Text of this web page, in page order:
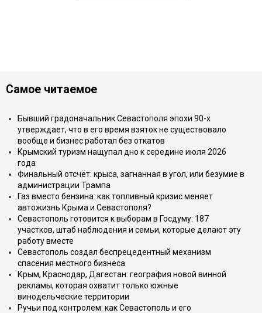
Самое читаемое
Бывший градоначальник Севастополя эпохи 90-х
утверждает, что в его время взяток не существовало
вообще и бизнес работал без откатов
Крымский туризм нащупал дно к середине июля 2026
года
Финальный отсчёт: крыса, загнанная в угол, или безумие в
администрации Трампа
Газ вместо бензина: как топливный кризис меняет
автожизнь Крыма и Севастополя?
Севастополь готовится к выборам в Госдуму: 187
участков, штаб наблюдения и семьи, которые делают эту
работу вместе
Севастополь создал беспрецедентный механизм
спасения местного бизнеса
Крым, Краснодар, Дагестан: география новой винной
рекламы, которая охватит только южные
винодельческие территории
Ручьи под контролем: как Севастополь и его